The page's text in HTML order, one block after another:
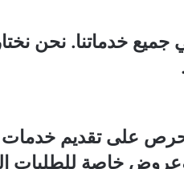
خدماتنا. نحن
على تقديم
خاصة للطلبات